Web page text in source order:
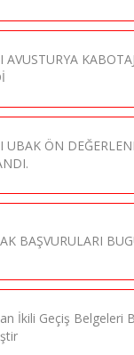
AVUSTURYA
UBAK ÖN
BAŞVURULARI
İkili Geçiş Belgeleri